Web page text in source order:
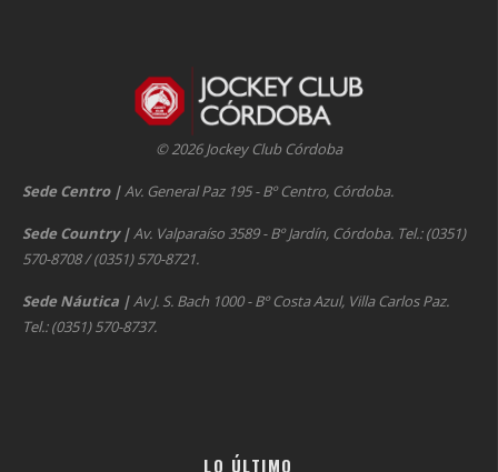
© 2026 Jockey Club Córdoba
Sede Centro |Av. General Paz 195 - Bº Centro, Córdoba.
Sede Country |Av. Valparaíso 3589 - Bº Jardín, Córdoba. Tel.: (0351)
570-8708 / (0351) 570-8721.
Sede Náutica |Av J. S. Bach 1000 - Bº Costa Azul, Villa Carlos Paz.
Tel.: (0351) 570-8737.
LO ÚLTIMO